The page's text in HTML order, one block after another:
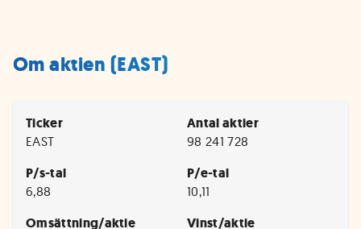
Om aktien (EAST)
Ticker
EAST
Antal aktier
98 241 728
P/s-tal
6,88
P/e-tal
10,11
Omsättning/aktie Vinst/aktie